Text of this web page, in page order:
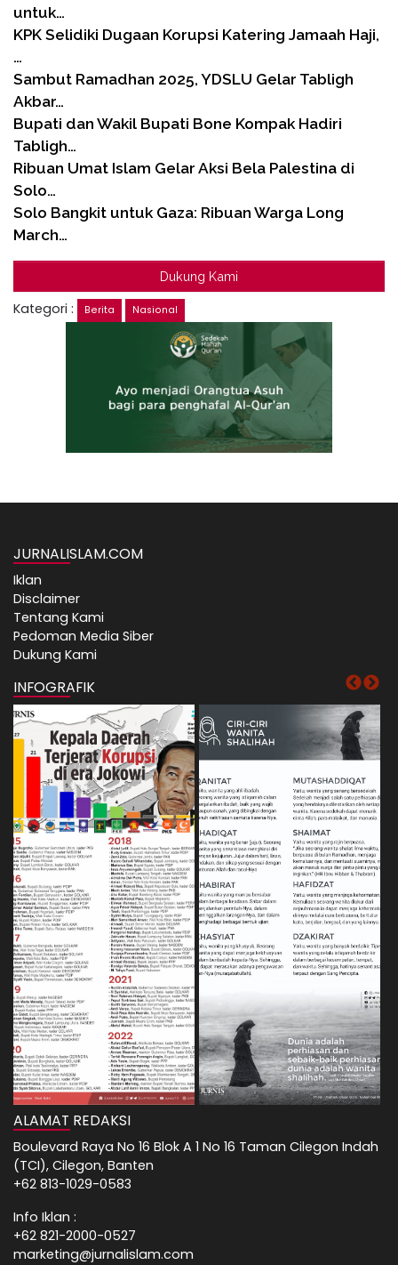
untuk…
KPK Selidiki Dugaan Korupsi Katering Jamaah Haji,
…
Sambut Ramadhan 2025, YDSLU Gelar Tabligh
Akbar…
Bupati dan Wakil Bupati Bone Kompak Hadiri
Tabligh…
Ribuan Umat Islam Gelar Aksi Bela Palestina di
Solo…
Solo Bangkit untuk Gaza: Ribuan Warga Long
March…
Dukung Kami
Kategori : Berita Nasional
JURNALISLAM.COM
Iklan
Disclaimer
Tentang Kami
Pedoman Media Siber
Dukung Kami
INFOGRAFIK
ALAMAT REDAKSI
Boulevard Raya No 16 Blok A 1 No 16 Taman Cilegon Indah
(TCI), Cilegon, Banten
+62 813-1029-0583
Info Iklan :
+62 821-2000-0527
marketing@jurnalislam.com